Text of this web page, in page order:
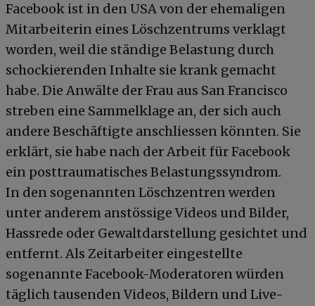
Facebook ist in den USA von der ehemaligen
Mitarbeiterin eines Löschzentrums verklagt
worden, weil die ständige Belastung durch
schockierenden Inhalte sie krank gemacht
habe. Die Anwälte der Frau aus San Francisco
streben eine Sammelklage an, der sich auch
andere Beschäftigte anschliessen könnten. Sie
erklärt, sie habe nach der Arbeit für Facebook
ein posttraumatisches Belastungssyndrom.
In den sogenannten Löschzentren werden
unter anderem anstössige Videos und Bilder,
Hassrede oder Gewaltdarstellung gesichtet und
entfernt. Als Zeitarbeiter eingestellte
sogenannte Facebook-Moderatoren würden
täglich tausenden Videos, Bildern und Live-